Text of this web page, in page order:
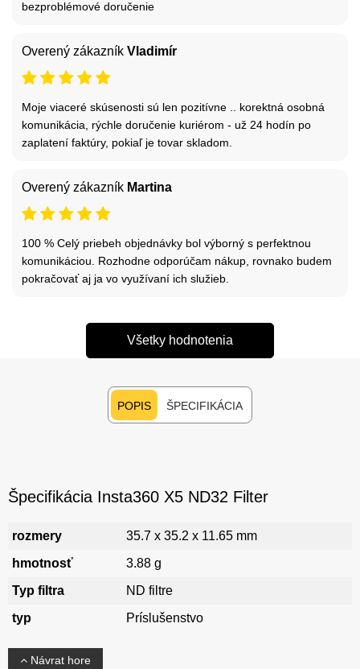
bezproblémové doručenie
Overený zákazník Vladimír
Moje viaceré skúsenosti sú len pozitívne .. korektná osobná
komunikácia, rýchle doručenie kuriérom - už 24 hodín po
zaplatení faktúry, pokiaľ je tovar skladom.
Overený zákazník Martina
100 % Celý priebeh objednávky bol výborný s perfektnou
komunikáciou. Rozhodne odporúčam nákup, rovnako budem
pokračovať aj ja vo využívaní ich služieb.
Všetky hodnotenia
POPIS ŠPECIFIKÁCIA
Špecifikácia Insta360 X5 ND32 Filter
rozmery
35.7 x 35.2 x 11.65 mm
hmotnosť
3.88 g
Typ filtra
ND filtre
typ
Príslušenstvo
Návrat hore